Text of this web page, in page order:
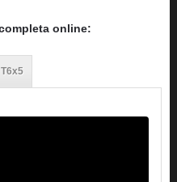
online:
T6x5